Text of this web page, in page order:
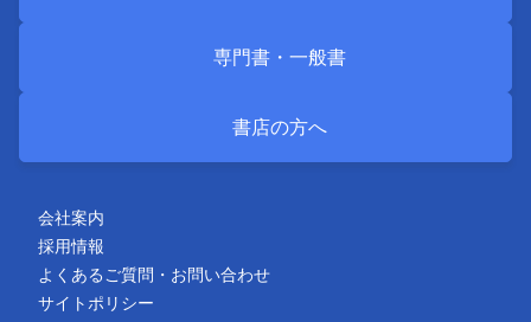
専門書・ 一般書
書店の方へ
会社案内
採用情報
よくあるご質問・お問い合わせ
サイトポリシー